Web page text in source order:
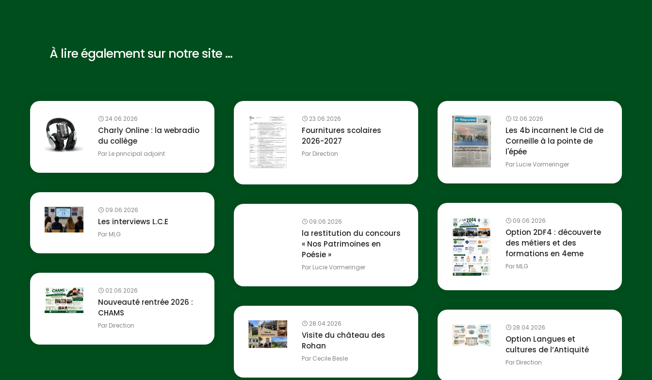
À lire également sur notre site ...
24.06.2026
Charly Online : la webradio
du collège
Par Le principal adjoint
23.06.2026
Fournitures scolaires
2026-2027
Par Direction
12.06.2026
Les 4b incarnent le CId de
Corneille à la pointe de
l'épée
Par Lucie Vormeringer
09.06.2026
Les interviews L.C.E
Par MLG
09.06.2026
Option 2DF4 : découverte
des métiers et des
formations en 4eme
Par MLG
09.06.2026
la restitution du concours
« Nos Patrimoines en
Poésie »
Par Lucie Vormeringer
02.06.2026
Nouveauté rentrée 2026 :
CHAMS
Par Direction 28.04.2026
Visite du château des
Rohan
Par Cecile Besle
28.04.2026
Option Langues et
cultures de l’Antiquité
Par Direction